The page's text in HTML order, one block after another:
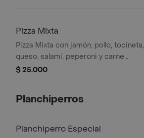
Pizza Mixta
Pizza Mixta con jamón, pollo, tocineta,
queso, salami, peperoni y carne
molida. Tamaño a elegir.
$ 25.000
Planchiperros
Planchiperro Especial